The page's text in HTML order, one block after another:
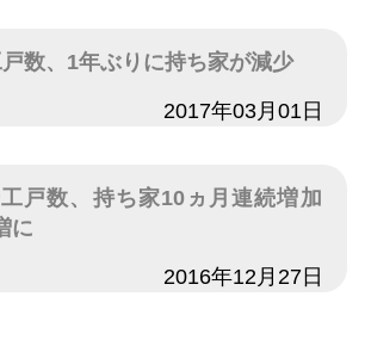
数、1年ぶりに持ち家が減少
2017年03月01日
戸数、持ち家10ヵ月連続増加
に
2016年12月27日